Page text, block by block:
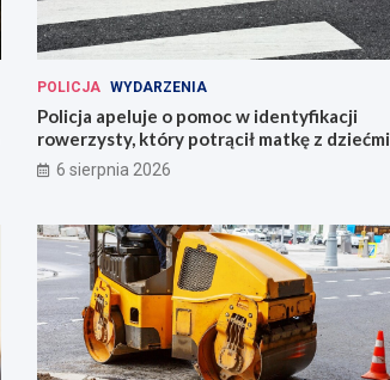
POLICJA WYDARZENIA
Policja apeluje o pomoc w identyfikacji
rowerzysty, który potrącił matkę z dziećmi
6 sierpnia 2026